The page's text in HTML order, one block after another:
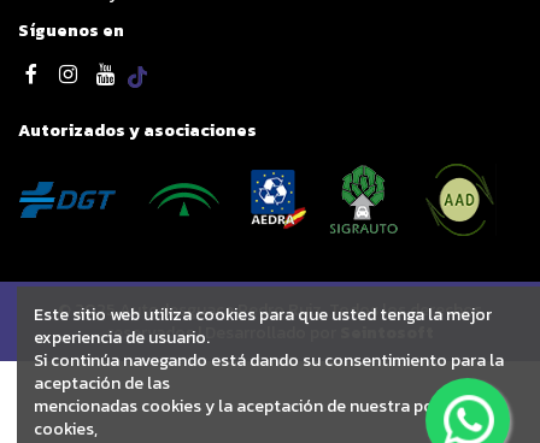
Síguenos en
Autorizados y asociaciones
© 2025 Autodesguace Pedro Ruiz. Todos los derechos
reservados | Desarrollado por
Este sitio web utiliza cookies para que usted tenga la mejor
experiencia de usuario.
Si continúa navegando está dando su consentimiento para la
aceptación de las
mencionadas cookies y la aceptación de nuestra política de
cookies,